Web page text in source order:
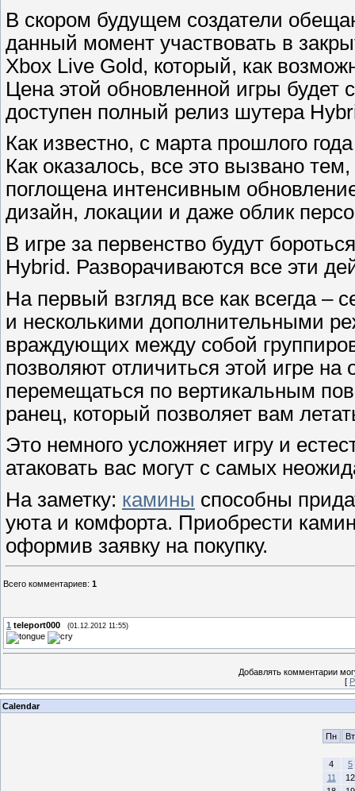
В скором будущем создатели
данный момент участвовать в
Xbox Live Gold, который, как
Цена этой обновленной игры будет
доступен полный релиз шутера
Как известно, с марта прошлого
Как оказалось, все это вызвано
поглощена интенсивным
дизайн, локации и даже облик
В игре за первенство будут
Hybrid. Разворачиваются все эти
На первый взгляд все как всегда –
и несколькими дополнительными
враждующих между собой
позволяют отличиться этой игре
перемещаться по вертикальным
ранец, который позволяет вам
Это немного усложняет игру и
атаковать вас могут с самых
На заметку: камины способны
уюта и комфорта. Приобрести
оформив заявку на покупку.
Всего комментариев: 1
1 teleport000 (01.12.2012 11:55)
Добавлять комментарии
[
Calendar
Пн Вт
4
5
11
12